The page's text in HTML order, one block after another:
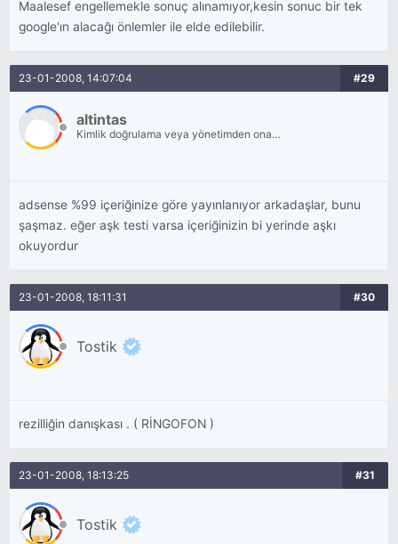
Maalesef engellemekle sonuç alınamıyor,kesin sonuc bir tek
google'ın alacağı önlemler ile elde edilebilir.
23-01-2008, 14:07:04 #29
altintas
Kimlik doğrulama veya yönetimden onay
adsense %99 içeriğinize göre yayınlanıyor arkadaşlar, bunu
şaşmaz. eğer aşk testi varsa içeriğinizin bi yerinde aşkı
okuyordur
23-01-2008, 18:11:31 #30
Tostik
rezilliğin danışkası . ( RİNGOFON )
23-01-2008, 18:13:25 #31
Tostik